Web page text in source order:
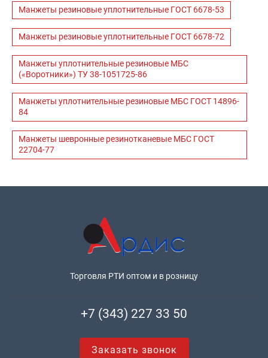
Манжеты резиновые уплотнительные ГОСТ 6678-53
Манжеты резиновые уплотнительные ГОСТ 6678-72
Манжеты уплотнительные резиновые МБС
(«Воротники») ТУ 38-1051725-86
Манжеты уплотнительные резиновые МБС ГОСТ 14896-
84
Манжеты шевронные резинотканевые МБС ГОСТ
22704-77
Торговля РТИ оптом и в розницу
+7 (343) 227 33 50
Заказать звонок